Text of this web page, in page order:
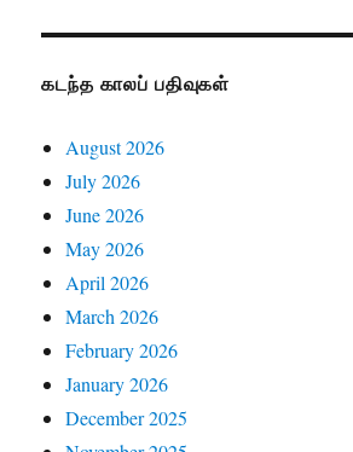
கடந்த காலப் பதிவுகள்
August 2026
July 2026
June 2026
May 2026
April 2026
March 2026
February 2026
January 2026
December 2025